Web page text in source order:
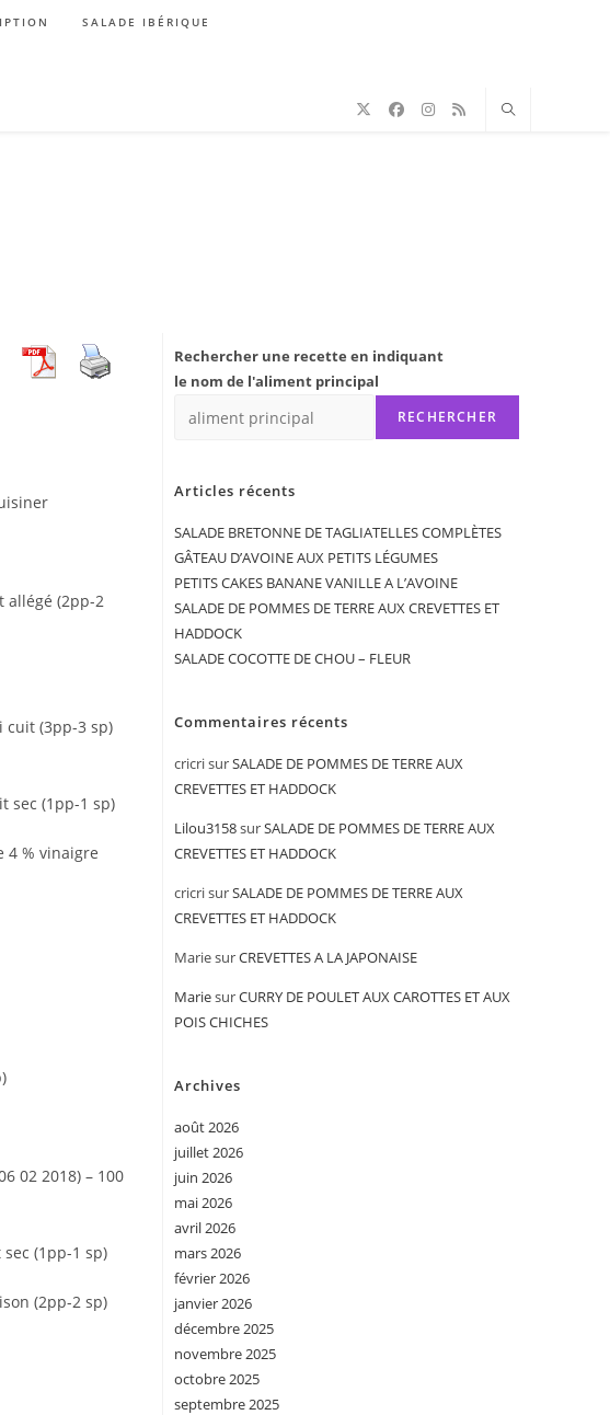
SALADE IBÉRIQUE
allégé (2pp-2
cuit (3pp-3 sp)
sec (1pp-1 sp)
4 % vinaigre
02 2018) – 100
(1pp-1 sp)
(2pp-2 sp)
Rechercher une recette en indiquant
le nom de l'aliment principal
RECHERCHER
Articles récents
SALADE BRETONNE DE TAGLIATELLES COMPLÈTES
GÂTEAU D’AVOINE AUX PETITS LÉGUMES
PETITS CAKES BANANE VANILLE A L’AVOINE
SALADE DE POMMES DE TERRE AUX CREVETTES ET
HADDOCK
SALADE COCOTTE DE CHOU – FLEUR
Commentaires récents
cricrisurSALADE DE POMMES DE TERRE AUX
CREVETTES ET HADDOCK
Lilou3158surSALADE DE POMMES DE TERRE AUX
CREVETTES ET HADDOCK
cricrisurSALADE DE POMMES DE TERRE AUX
CREVETTES ET HADDOCK
MariesurCREVETTES A LA JAPONAISE
MariesurCURRY DE POULET AUX CAROTTES ET AUX
POIS CHICHES
Archives
août 2026
juillet 2026
juin 2026
mai 2026
avril 2026
mars 2026
février 2026
janvier 2026
décembre 2025
novembre 2025
octobre 2025
septembre 2025